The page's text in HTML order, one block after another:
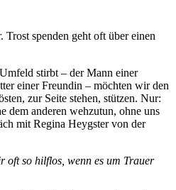
Trost spenden geht oft über einen
stirbt – der Mann einer
einer Freundin – möchten wir den
zur Seite stehen, stützen. Nur:
dem anderen wehzutun, ohne uns
mit Regina Heygster von der
oft so hilflos, wenn es um Trauer